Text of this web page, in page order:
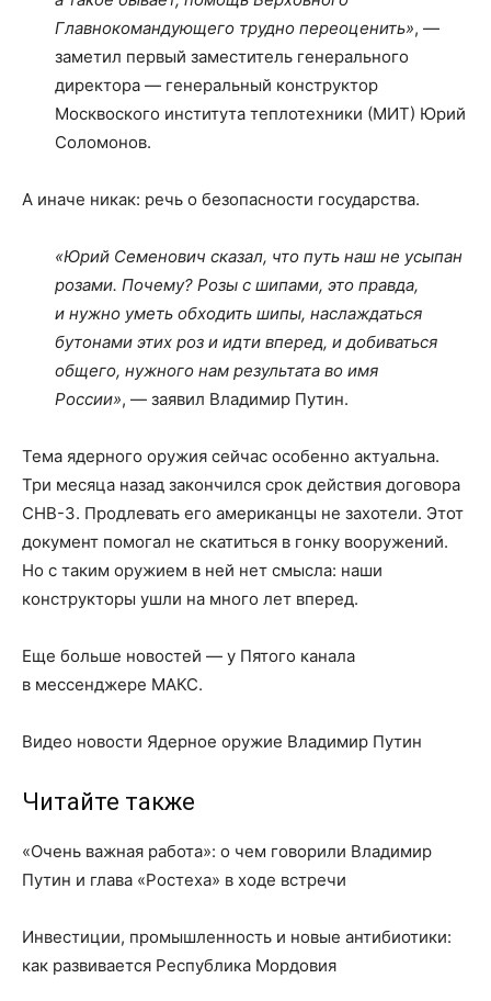
Главнокомандующего трудно переоценить», —
заметил первый заместитель генерального
директора — генеральный конструктор
Москвоского института теплотехники (МИТ) Юрий
Соломонов.
А иначе никак: речь о безопасности государства.
«Юрий Семенович сказал, что путь наш не усыпан
розами. Почему? Розы с шипами, это правда,
и нужно уметь обходить шипы, наслаждаться
бутонами этих роз и идти вперед, и добиваться
общего, нужного нам результата во имя
России», — заявил Владимир Путин.
Тема ядерного оружия сейчас особенно актуальна.
Три месяца назад закончился срок действия договора
СНВ-3. Продлевать его американцы не захотели. Этот
документ помогал не скатиться в гонку вооружений.
Но с таким оружием в ней нет смысла: наши
конструкторы ушли на много лет вперед.
Еще больше новостей — у Пятого канала
в мессенджере МАКС.
Видео новости Ядерное оружие Владимир Путин
Читайте также
«Очень важная работа»: о чем говорили Владимир
Путин и глава «Ростеха» в ходе встречи
Инвестиции, промышленность и новые антибиотики:
как развивается Республика Мордовия